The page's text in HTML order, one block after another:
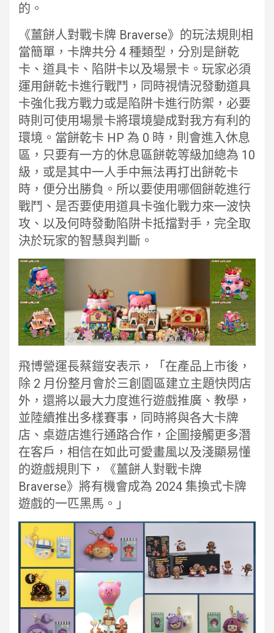
的。
《薑餅人對戰卡牌 Braverse》的玩法規則相
當簡單，卡牌共分 4 種類型，分別是餅乾
卡、道具卡、陷阱卡以及場景卡。玩家必須
運用餅乾卡進行戰鬥，同時視情況發動道具
卡強化我方戰力或是陷阱卡進行防禦，必要
時則可使用場景卡將環境變成對我方有利的
環境。當餅乾卡 HP 為 0 時，則會進入休息
區，只要有一方的休息區餅乾等級加總為 10
級，或是其中一人手中無法再打出餅乾卡
時，便分出勝負。所以要使用哪個餅乾進行
戰鬥、是否要使用道具卡強化戰力來一波快
攻、以及何時發動陷阱卡抵擋對手，完全取
決於玩家的智慧與判斷。
飛博營運長蔡鎧安表示，「在產品上市後，
除 2 月份整月會於三創園區建立主題快閃店
外，還將以最大力度進行遊戲推廣、教學，
並陸續推出多樣賽事，同時將與各大卡牌
店、桌遊店進行通路合作，企圖接觸更多潛
在客戶，相信在如此可愛畫風以及淺顯易懂
的遊戲規則下，《薑餅人對戰卡牌
Braverse》將有機會成為 2024 集換式卡牌
遊戲的一匹黑馬。」